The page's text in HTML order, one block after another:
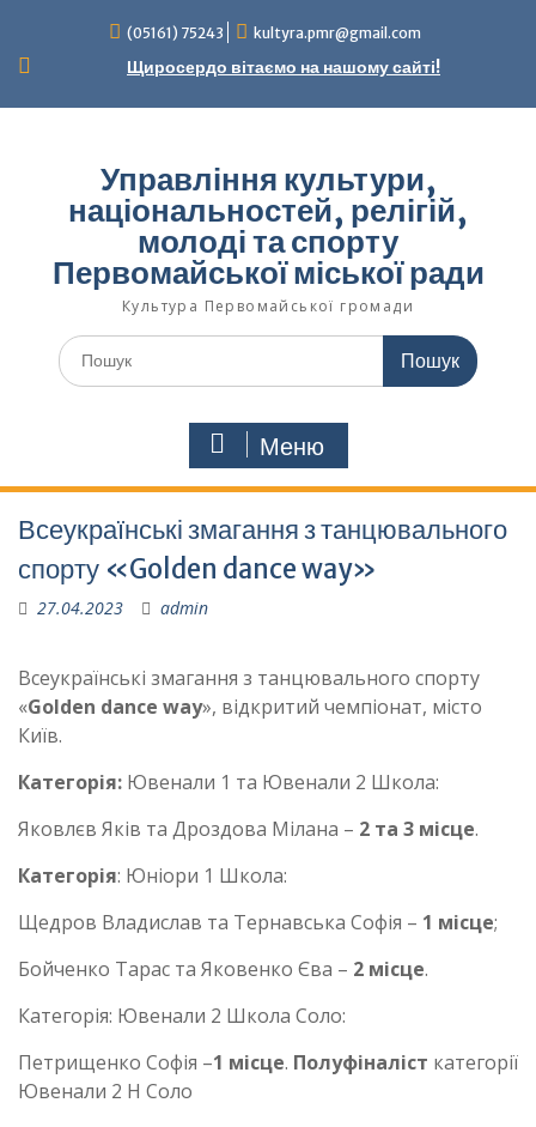
вмісту
(05161) 75243 kultyra.pmr@gmail.com
Щиросердо вітаємо на нашому сайті!
Управління культури,
національностей, релігій,
молоді та спорту
Первомайської міської ради
Культура Первомайcької громади
Шукати:
Меню
Всеукраїнські змагання з танцювального
спорту «Golden dance way»
27.04.2023 admin
Всеукраїнські змагання з танцювального спорту
«Golden dance way», відкритий чемпіонат, місто
Київ.
Категорія: Ювенали 1 та Ювенали 2 Школа:
Яковлєв Яків та Дроздова Мілана – 2 та 3 місце.
Категорія: Юніори 1 Школа:
Щедров Владислав та Тернавська Софія – 1 місце;
Бойченко Тарас та Яковенко Єва – 2 місце.
Категорія: Ювенали 2 Школа Соло:
Петрищенко Софія –1 місце. Полуфіналіст категорії
Ювенали 2 Н Соло